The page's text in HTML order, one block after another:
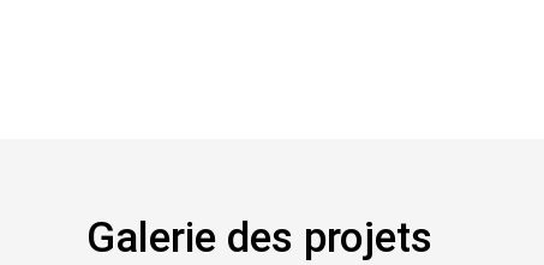
Galerie des projets